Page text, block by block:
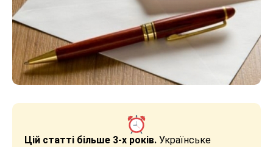
Цій статті більше 3-х років. Українське